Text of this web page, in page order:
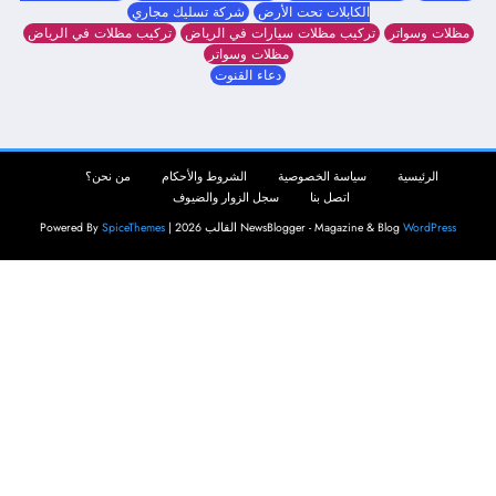
الكابلات تحت الأرض شركة تسليك مجاري
مظلات وسواتر تركيب مظلات سيارات في الرياض تركيب مظلات في الرياض
مظلات وسواتر
دعاء القنوت
الرئيسية سياسة الخصوصية الشروط والأحكام
من نحن؟
اتصل بنا
سجل الزوار والضيوف
NewsBlogger - Magazine & Blog WordPress القالب 2026 | Powered By SpiceThemes